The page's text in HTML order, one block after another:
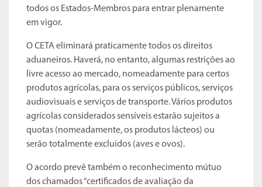
todos os Estados-Membros para entrar plenamente
em vigor.
O CETA eliminará praticamente todos os direitos
aduaneiros. Haverá, no entanto, algumas restrições ao
livre acesso ao mercado, nomeadamente para certos
produtos agrícolas, para os serviços públicos, serviços
audiovisuais e serviços de transporte. Vários produtos
agrícolas considerados sensíveis estarão sujeitos a
quotas (nomeadamente, os produtos lácteos) ou
serão totalmente excluídos (aves e ovos).
O acordo prevê também o reconhecimento mútuo
dos chamados “certificados de avaliação da